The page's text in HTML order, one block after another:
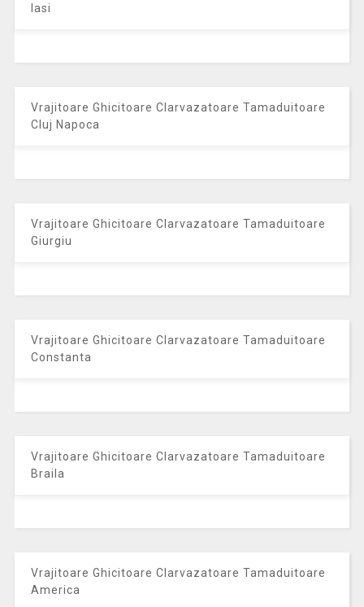
Iasi
Vrajitoare Ghicitoare Clarvazatoare Tamaduitoare
Cluj Napoca
Vrajitoare Ghicitoare Clarvazatoare Tamaduitoare
Giurgiu
Vrajitoare Ghicitoare Clarvazatoare Tamaduitoare
Constanta
Vrajitoare Ghicitoare Clarvazatoare Tamaduitoare
Braila
Vrajitoare Ghicitoare Clarvazatoare Tamaduitoare
America